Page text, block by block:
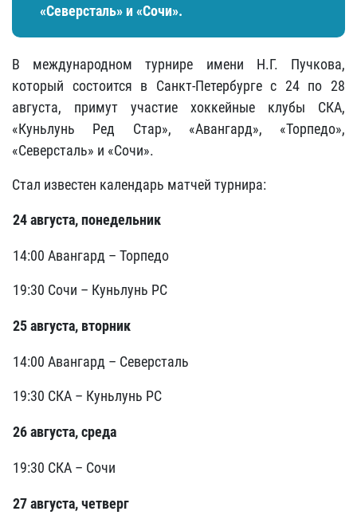
«Северсталь» и «Сочи».
В международном турнире имени Н.Г. Пучкова,
который состоится в Санкт-Петербурге с 24 по 28
августа, примут участие хоккейные клубы СКА,
«Куньлунь Ред Стар», «Авангард», «Торпедо»,
«Северсталь» и «Сочи».
Стал известен календарь матчей турнира:
24 августа, понедельник
14:00 Авангард – Торпедо
19:30 Сочи – Куньлунь РС
25 августа, вторник
14:00 Авангард – Северсталь
19:30 СКА – Куньлунь РС
26 августа, среда
19:30 СКА – Сочи
27 августа, четверг